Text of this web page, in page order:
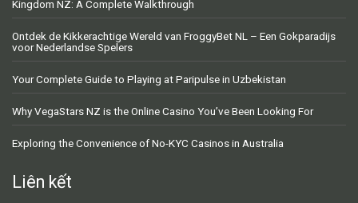
Kingdom NZ: A Complete Walkthrough
Ontdek de Kikkerachtige Wereld van FroggyBet NL – Een Gokparadijs
voor Nederlandse Spelers
Your Complete Guide to Playing at Paripulse in Uzbekistan
Why VegaStars NZ is the Online Casino You’ve Been Looking For
Exploring the Convenience of No-KYC Casinos in Australia
Liên kết